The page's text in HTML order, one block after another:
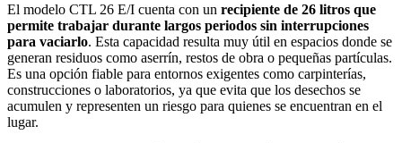
El modelo CTL 26 E/I cuenta con un recipiente de 26 litros que
permite trabajar durante largos periodos sin interrupciones
para vaciarlo. Esta capacidad resulta muy útil en espacios donde se
generan residuos como aserrín, restos de obra o pequeñas partículas.
Es una opción fiable para entornos exigentes como carpinterías,
construcciones o laboratorios, ya que evita que los desechos se
acumulen y representen un riesgo para quienes se encuentran en el
lugar.